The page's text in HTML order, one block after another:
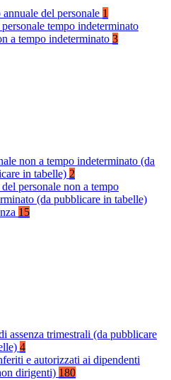
del personale 1
tempo indeterminato
a tempo indeterminato 3
non a tempo indeterminato (da
in tabelle) 2
personale non a tempo
(da pubblicare in tabelle)
15
assenza trimestrali (da pubblicare
4
e autorizzati ai dipendenti
dirigenti) 180